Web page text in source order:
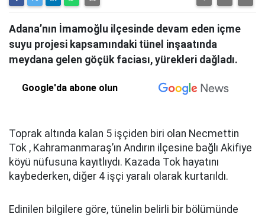
Adana’nın İmamoğlu ilçesinde devam eden içme
suyu projesi kapsamındaki tünel inşaatında
meydana gelen göçük faciası, yürekleri dağladı.
Google'da abone olun
Toprak altında kalan 5 işçiden biri olan Necmettin
Tok , Kahramanmaraş’ın Andırın ilçesine bağlı Akifiye
köyü nüfusuna kayıtlıydı. Kazada Tok hayatını
kaybederken, diğer 4 işçi yaralı olarak kurtarıldı.
Edinilen bilgilere göre, tünelin belirli bir bölümünde